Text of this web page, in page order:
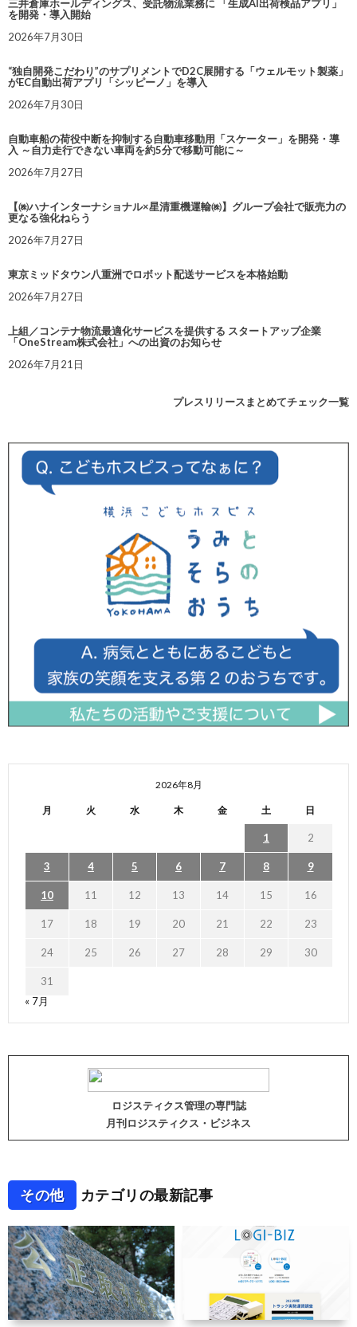
三井倉庫ホールディングス、受託物流業務に 「生成AI出荷検品アプリ」
を開発・導入開始
2026年7月30日
“独自開発こだわり”のサプリメントでD2C展開する「ウェルモット製薬」
がEC自動出荷アプリ「シッピーノ」を導入
2026年7月30日
自動車船の荷役中断を抑制する自動車移動用「スケーター」を開発・導
入 ～自力走行できない車両を約5分で移動可能に～
2026年7月27日
【㈱ハナインターナショナル×星清重機運輸㈱】グループ会社で販売力の
更なる強化ねらう
2026年7月27日
東京ミッドタウン八重洲でロボット配送サービスを本格始動
2026年7月27日
上組／コンテナ物流最適化サービスを提供する スタートアップ企業
「OneStream株式会社」への出資のお知らせ
2026年7月21日
プレスリリースまとめてチェック一覧
2026年8月
月 火 水 木 金 土 日
1 2
3 4 5 6 7 8 9
10 11 12 13 14 15 16
17 18 19 20 21 22 23
24 25 26 27 28 29 30
31
« 7月
ロジスティクス管理の専門誌
月刊ロジスティクス・ビジネス
その他 カテゴリの最新記事